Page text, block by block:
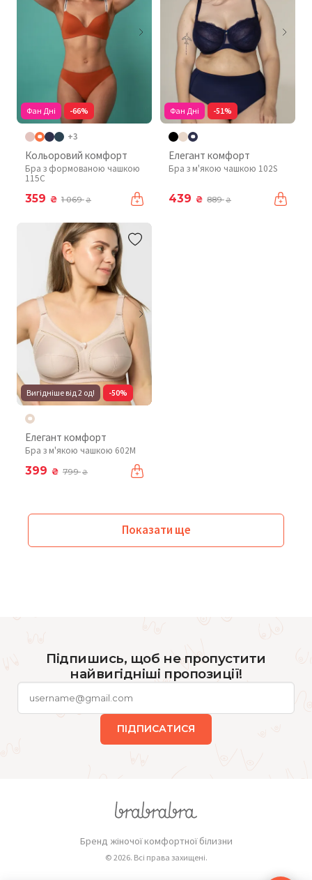
Фан Дні -66%
+3
Кольоровий комфорт
Бра з формованою чашкою
115C
359 ₴ 1 069₴
Фан Дні -51%
Елегант комфорт
Бра з м'якою чашкою 102S
439 ₴ 889₴
Вигідніше від 2 од! -50%
Елегант комфорт
Бра з м'якою чашкою 602М
399 ₴ 799₴
Показати ще
Підпишись, щоб не пропустити
найвигідніші пропозиції!
ПІДПИСАТИСЯ
Бренд жіночої комфортної білизни
© 2026. Всі права захищені.